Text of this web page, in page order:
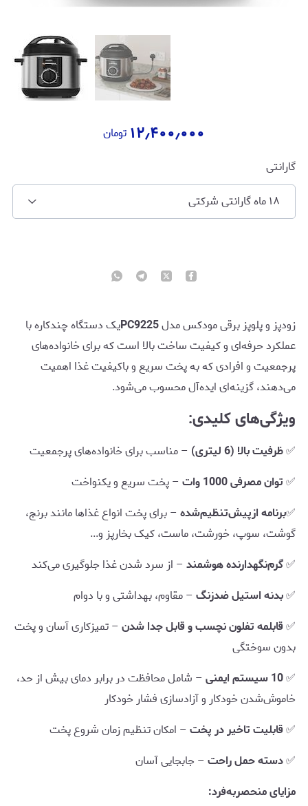
۱۲٫۴۰۰٫۰۰۰ تومان
گارانتی
۱۸ ماه گارانتی شرکتی
زودپز و پلوپز برقی مودکس مدلPC9225یک دستگاه چندکاره با
عملکرد حرفه‌ای و کیفیت ساخت بالا است که برای خانواده‌های
پرجمعیت و افرادی که به پخت سریع و باکیفیت غذا اهمیت
می‌دهند، گزینه‌ای ایده‌آل محسوب می‌شود.
ویژگی‌های کلیدی:
✅ظرفیت بالا (6 لیتری)
– مناسب برای خانواده‌های پرجمعیت
✅توان مصرفی 1000 وات
– پخت سریع و یکنواخت
✅برنامه ازپیش‌تنظیم‌شده– برای پخت انواع غذاها مانند برنج،
گوشت، سوپ، خورشت، ماست، کیک بخارپز و...
✅گرم‌نگهدارنده هوشمند– از سرد شدن غذا جلوگیری می‌کند
✅بدنه استیل ضدزنگ– مقاوم، بهداشتی و با دوام
✅قابلمه تفلون نچسب و قابل جدا شدن– تمیزکاری آسان و پخت
بدون سوختگی
✅10 سیستم ایمنی
– شامل محافظت در برابر دمای بیش از حد،
خاموش‌شدن خودکار و آزادسازی فشار خودکار
✅قابلیت تاخیر در پخت– امکان تنظیم زمان شروع پخت
✅دسته حمل راحت– جابجایی آسان
مزایای منحصربه‌فرد: